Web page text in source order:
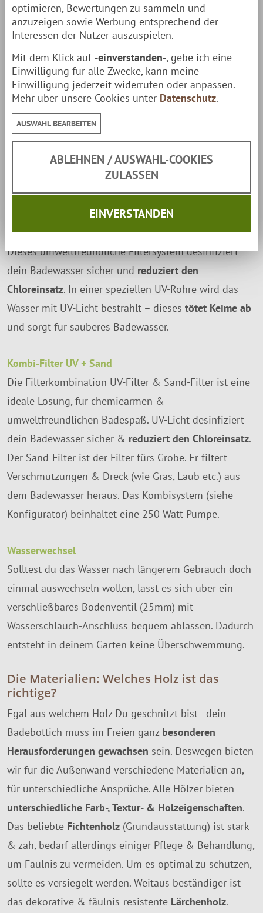
Filtersyteme zur Auswahl. Das komplette Filtersystem
ist in die Treppenmodelle Typ 2,3 & 4 integrierbar.
Die Filterpumpe
Eine Filterpumpe ist dafür geeignet, grobe
Verschmutzungen aus dem Badefass zu entfernen. Sie
reinigt das Wasser sehr effektiv
Filterschicht, z. B. Sand. Schmutz bleibt ganz einfach
darin hängen und gelangt nicht in dein Badewasser
zurück. Das Ergebnis ist klares & einladendes
Badewasser.
Der UV-Filter
Dieses umweltfreundliche Filtersystem desinfiziert
dein Badewasser sicher und reduziert den
Chloreinsatz. In einer speziellen UV-Röhre wird das
Wasser mit UV-Licht bestrahlt – dieses tötet Keime ab
und sorgt für sauberes Badewasser.
Kombi-Filter UV + Sand
Die Filterkombination UV-Filter & Sand-Filter ist eine
ideale Lösung, für chemiearmen &
umweltfreundlichen Badespaß. UV-Licht desinfiziert
dein Badewasser sicher & reduziert den Chloreinsatz.
Der Sand-Filter ist der Filter fürs Grobe. Er filtert
Verschmutzungen & Dreck (wie Gras, Laub etc.) aus
dem Badewasser heraus. Das Kombisystem (siehe
Konfigurator) beinhaltet eine 250 Watt Pumpe.
Wasserwechsel
Solltest du das Wasser nach längerem Gebrauch doch
einmal auswechseln wollen, lässt es sich über ein
verschließbares Bodenventil (25mm) mit
Wasserschlauch-Anschluss bequem ablassen. Dadurch
entsteht in deinem Garten keine Überschwemmung.
Die Materialien: Welches Holz ist das
richtige?
Egal aus welchem Holz Du geschnitzt bist - dein
Badebottich muss im Freien ganz besonderen
Herausforderungen gewachsen sein. Deswegen bieten
wir für die Außenwand verschiedene Materialien an,
für unterschiedliche Ansprüche. Alle Hölzer bieten
unterschiedliche Farb-, Textur- & Holzeigenschaften.
Das beliebte Fichtenholz (Grundausstattung) ist stark
& zäh, bedarf allerdings einiger Pflege & Behandlung,
um Fäulnis zu vermeiden. Um es optimal zu schützen,
sollte es versiegelt werden. Weitaus beständiger ist
das dekorative & fäulnis-resistente Lärchenholz.
optimieren, Bewertungen zu sammeln und
anzuzeigen sowie Werbung entsprechend der
Interessen der Nutzer auszuspielen.
Mit dem Klick auf -einverstanden-, gebe ich eine
Einwilligung für alle Zwecke, kann meine
Einwilligung jederzeit widerrufen oder anpassen.
Mehr über unsere Cookies unter Datenschutz.
AUSWAHL BEARBEITEN
ABLEHNEN / AUSWAHL-COOKIES
ZULASSEN
EINVERSTANDEN